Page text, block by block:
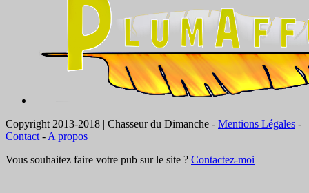
Copyright 2013-2018 | Chasseur du Dimanche - Mentions Légales -
Contact - A propos
Vous souhaitez faire votre pub sur le site ? Contactez-moi